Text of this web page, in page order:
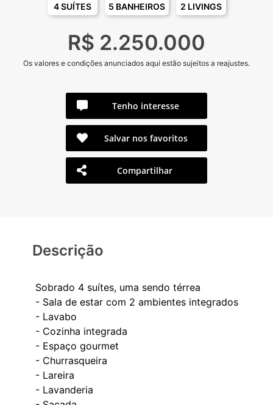
4 SUÍTES 5 BANHEIROS 2 LIVINGS
R$ 2.250.000
Os valores e condições anunciados aqui estão sujeitos a reajustes.
Tenho interesse
Salvar nos favoritos
Compartilhar
Descrição
Sobrado 4 suítes, uma sendo térrea
- Sala de estar com 2 ambientes integrados
- Lavabo
- Cozinha integrada
- Espaço gourmet
- Churrasqueira
- Lareira
- Lavanderia